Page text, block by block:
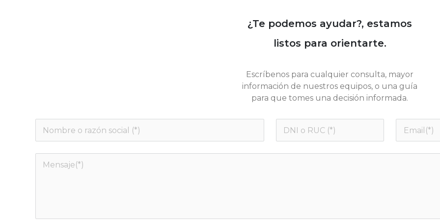
¿Te podemos ayudar?, estamos
listos para orientarte.
Escríbenos para cualquier consulta, mayor
información de nuestros equipos, o una guía
para que tomes una decisión informada.